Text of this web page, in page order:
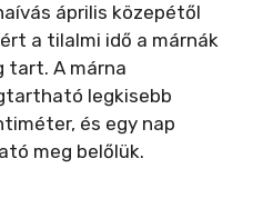
e
o
április közepétől
a tilalmi idő a márnák
tart. A márna
legkisebb
és egy nap
meg belőlük.